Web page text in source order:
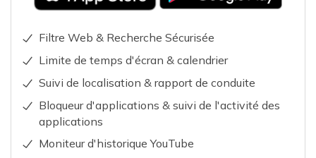
Filtre Web & Recherche Sécurisée
Limite de temps d'écran & calendrier
Suivi de localisation & rapport de conduite
Bloqueur d'applications & suivi de l'activité des
applications
Moniteur d'historique YouTube